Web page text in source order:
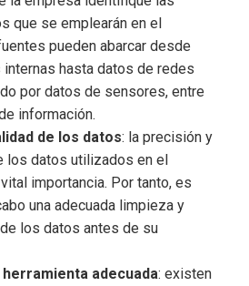
que se emplearán en el
pueden abarcar desde
hasta datos de redes
por datos de sensores, entre
información.
de los datos: la precisión y
los datos utilizados en el
importancia. Por tanto, es
una adecuada limpieza y
los datos antes de su
adecuada: existen